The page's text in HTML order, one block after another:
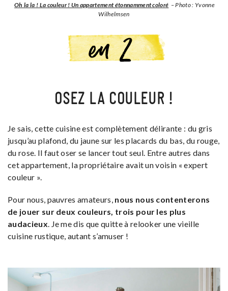
Oh la la ! La couleur ! Un appartement étonnamment coloré – Photo : Yvonne
Wilhelmsen
OSEZ LA COULEUR !
Je sais, cette cuisine est complètement délirante : du gris
jusqu’au plafond, du jaune sur les placards du bas, du rouge,
du rose. Il faut oser se lancer tout seul. Entre autres dans
cet appartement, la propriétaire avait un voisin « expert
couleur ».
Pour nous, pauvres amateurs, nous nous contenterons
de jouer sur deux couleurs, trois pour les plus
audacieux . Je me dis que quitte à relooker une vieille
cuisine rustique, autant s’amuser !